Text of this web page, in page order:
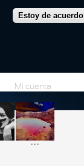
Estoy de acuerdo
Mi cuenta
...